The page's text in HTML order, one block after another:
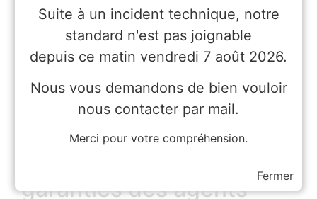
Le droit de grève
Le droit aux congés
garanties des agents
Fermer
Suite à un incident technique, notre
standard n'est pas joignable
depuis ce matin vendredi 7 août 2026.
Nous vous demandons de bien vouloir
nous contacter par mail.
Merci pour votre compréhension.